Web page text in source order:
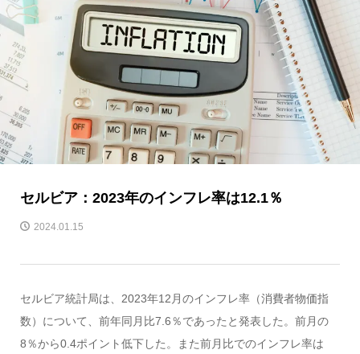
セルビア：2023年のインフレ率は12.1％
2024.01.15
セルビア統計局は、2023年12月のインフレ率（消費者物価指
数）について、前年同月比7.6％であったと発表した。前月の
8％から0.4ポイント低下した。また前月比でのインフレ率は